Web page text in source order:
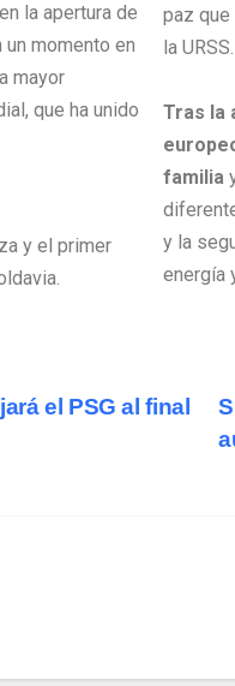
la apertura de
momento en
mayor
que ha unido
y el primer
paz
la URSS.
Tras la
familia
y la
energía
el PSG al final